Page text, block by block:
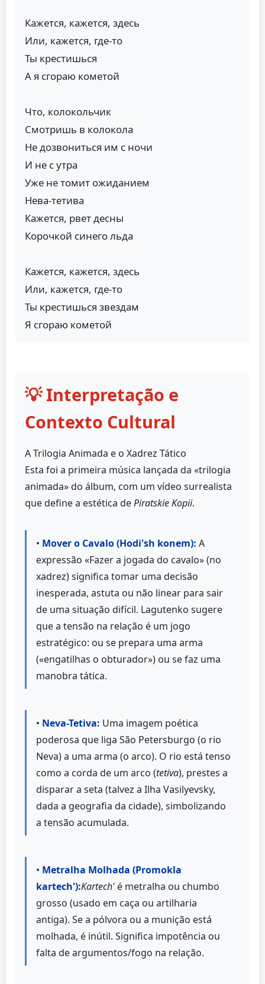
Кажется, кажется, здесь
Или, кажется, где-то
Ты крестишься
А я сгораю кометой
Что, колокольчик
Смотришь в колокола
Не дозвониться им с ночи
И не с утра
Уже не томит ожиданием
Нева-тетива
Кажется, рвет десны
Корочкой синего льда
Кажется, кажется, здесь
Или, кажется, где-то
Ты крестишься звездам
Я сгораю кометой
💡 Interpretação e
Contexto Cultural
A Trilogia Animada e o Xadrez Tático
Esta foi a primeira música lançada da «trilogia
animada» do álbum, com um vídeo surrealista
que define a estética dePiratskie Kopii.
• Mover o Cavalo (Hodi'sh konem): A
expressão «Fazer a jogada do cavalo» (no
xadrez) significa tomar uma decisão
inesperada, astuta ou não linear para sair
de uma situação difícil. Lagutenko sugere
que a tensão na relação é um jogo
estratégico: ou se prepara uma arma
(«engatilhas o obturador») ou se faz uma
manobra tática.
• Neva-Tetiva: Uma imagem poética
poderosa que liga São Petersburgo (o rio
Neva) a uma arma (o arco). O rio está tenso
como a corda de um arco (tetiva), prestes a
disparar a seta (talvez a Ilha Vasilyevsky,
dada a geografia da cidade), simbolizando
a tensão acumulada.
• Metralha Molhada (Promokla
kartech'):Kartech' é metralha ou chumbo
grosso (usado em caça ou artilharia
antiga). Se a pólvora ou a munição está
molhada, é inútil. Significa impotência ou
falta de argumentos/fogo na relação.